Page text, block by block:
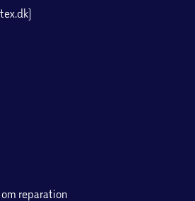
svampesporer under olien. Her vil
sort, hvorefter alt skal
SKAL møblerne rengøres jf.
er i aluminium. Og særligt
er praktiske, da aluminium
materiale, samtidigt med at
reparation